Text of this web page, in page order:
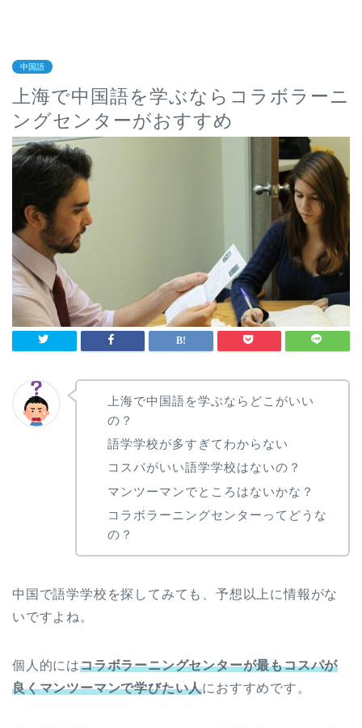
中国語
上海で中国語を学ぶならコラボラーニ
ングセンターがおすすめ
上海で中国語を学ぶならどこがいい
の？
語学学校が多すぎてわからない
コスパがいい語学学校はないの？
マンツーマンでところはないかな？
コラボラーニングセンターってどうな
の？
中国で語学学校を探してみても、予想以上に情報がな
いですよね。
個人的にはコラボラーニングセンターが最もコスパが
良くマンツーマンで学びたい人におすすめです。